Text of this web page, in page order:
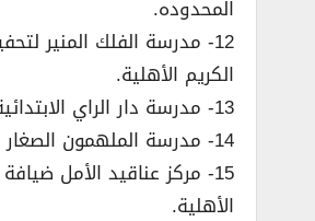
المحدوده.
12- مدرسة الفلك المنير
الكريم الأهلية.
13- مدرسة دار الراي الابتدائية للبنين.
14- مدرسة الملهمون الصغار الأهلية.
15- مركز عناقيد الأمل
الأهلية.